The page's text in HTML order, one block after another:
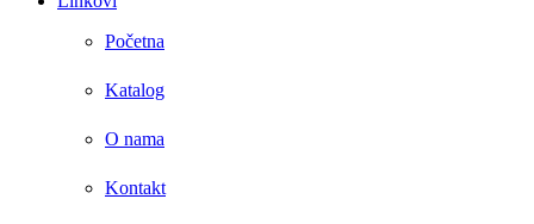
Početna
Katalog
O nama
Kontakt